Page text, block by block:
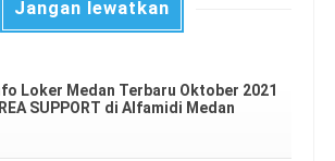
Jangan lewatkan
Loker Medan Terbaru Oktober 2021
SUPPORT di Alfamidi Medan